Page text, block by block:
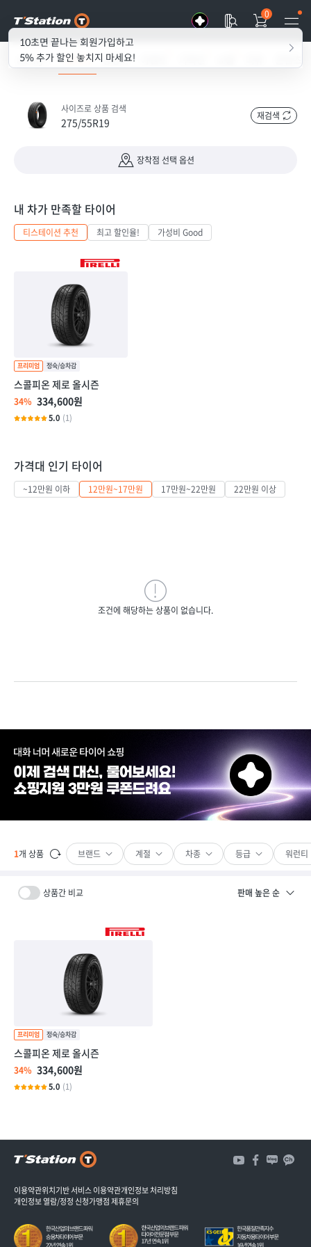
10초면 끝나는 회원가입하고
5% 추가 할인 놓치지 마세요!
0
all my T 타이어 경정비
사이즈로 상품 검색
275/55R19
재검색
장착점 선택 옵션
내 차가 만족할 타이어
티스테이션 추천 최고 할인율! 가성비 Good
스콜피온 제로 올시즌
34% 334,600원
5.0 (1)
가격대 인기 타이어
~12만원 이하 12만원~17만원 17만원~22만원 22만원 이상
조건에 해당하는 상품이 없습니다.
1개 상품 브랜드 계절 차종 등급 워런티
상품간 비교
스콜피온 제로 올시즌
34% 334,600원
5.0 (1)
이용약관위치기반 서비스 이용약관개인정보 처리방침
개인정보 열람/정정 신청가맹점 제휴문의